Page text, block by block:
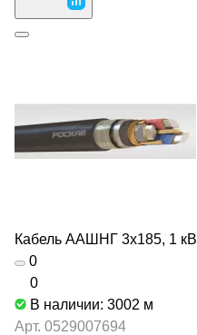
Кабель ААШНГ 3х185, 1 кВ
0
0
В наличии: 3002 м
Арт. 0529007694